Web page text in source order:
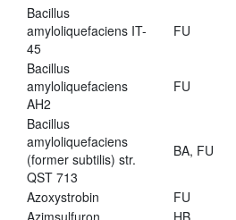
Bacillus
amyloliquefaciens IT-
45
FU
Bacillus
amyloliquefaciens
AH2
FU
Bacillus
amyloliquefaciens
(former subtilis) str.
QST 713
BA, FU
Azoxystrobin FU